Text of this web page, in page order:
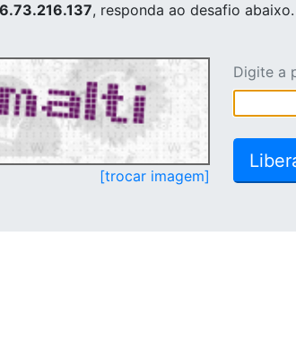
, responda ao desafio abaixo.
[trocar imagem]
Digite a